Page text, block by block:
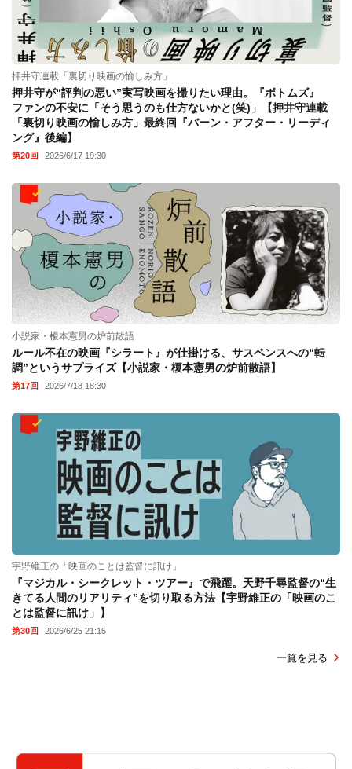
押井守連載「裏切り映画の愉しみ方」
押井守が“評判の悪い”実写映画を撮りたい理由。『ボトムズ』
ファンの不安に「そう思うのも仕方ないかと(笑)」【押井守連載
「裏切り映画の愉しみ方」最終回『バーン・アフター・リーディ
ング』後編】
第20回 2026/6/17 19:30
小説家・榎本憲男の炉前散語
ルール不在の映画『シラート』が仕掛ける、サスペンスへの“転
調”というサプライズ【小説家・榎本憲男の炉前散語】
第17回 2026/7/18 18:30
宇野維正の「映画のことは監督に訊け」
『マジカル・シークレット・ツアー』で飛躍。天野千尋監督の“生
きてる人間のリアリティ”を切り取る方法【宇野維正の「映画のこ
とは監督に訊け」】
第30回 2026/6/25 21:15
一覧を見る